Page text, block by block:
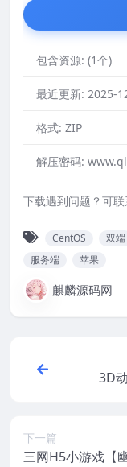
包含资源: (1个)
最近更新: 2025-
格式: ZIP
解压密码:
下载遇到问题？可
CentOS 双端
服务端
苹果
麒麟源码网
3D
下一篇
三网H5小游戏【